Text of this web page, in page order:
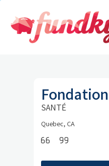
Connexion
SANTÉ
Quebec, CA